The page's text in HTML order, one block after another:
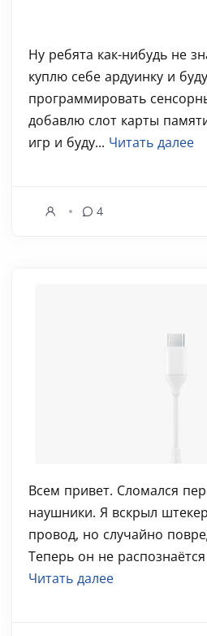
Ну ребята как-нибудь не
куплю себе ардуинку и
программировать
добавлю слот карты
игр и буду... Читать далее
4
Всем привет. Сломался
наушники. Я вскрыл
провод, но случайно
Теперь он не
Читать далее